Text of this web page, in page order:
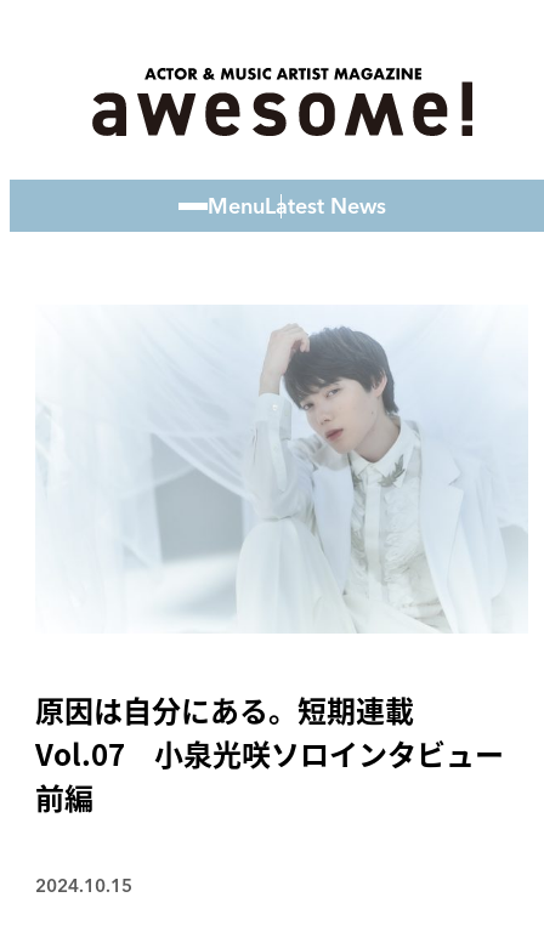
MenuLatest News
原因は自分にある。短期連載
Vol.07 小泉光咲ソロインタビュー
前編
2024.10.15